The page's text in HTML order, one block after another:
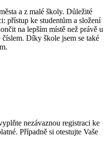
a z malé školy. Důležité
přístup ke studentům a složení
na lepším místě než právě u
Díky škole jsem se také
nezávaznou registraci ke
Případně si otestujte Vaše